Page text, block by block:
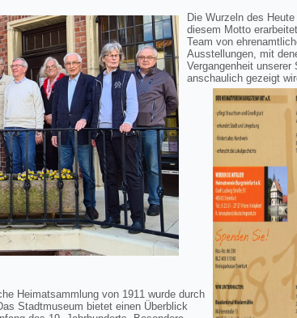
Die Wurzeln des
diesem Motto
Team von
Ausstellungen, mit
Vergangenheit
anschaulich gezeigt
Heimatsammlung von 1911 wurde durch
Stadtmuseum bietet einen Überblick